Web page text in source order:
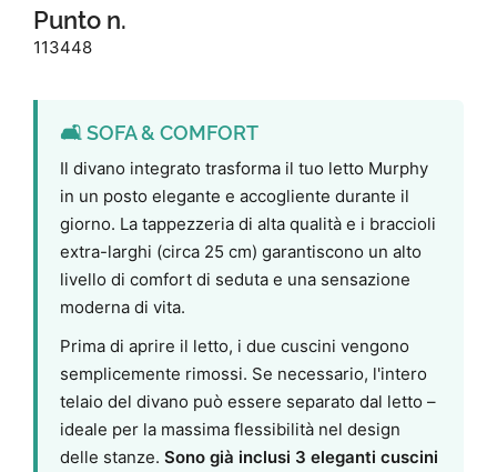
Punto n.
113448
🛋️ SOFA & COMFORT
Il divano integrato trasforma il tuo letto Murphy
in un posto elegante e accogliente durante il
giorno. La tappezzeria di alta qualità e i braccioli
extra-larghi (circa 25 cm) garantiscono un alto
livello di comfort di seduta e una sensazione
moderna di vita.
Prima di aprire il letto, i due cuscini vengono
semplicemente rimossi. Se necessario, l'intero
telaio del divano può essere separato dal letto –
ideale per la massima flessibilità nel design
delle stanze. Sono già inclusi 3 eleganti cuscini